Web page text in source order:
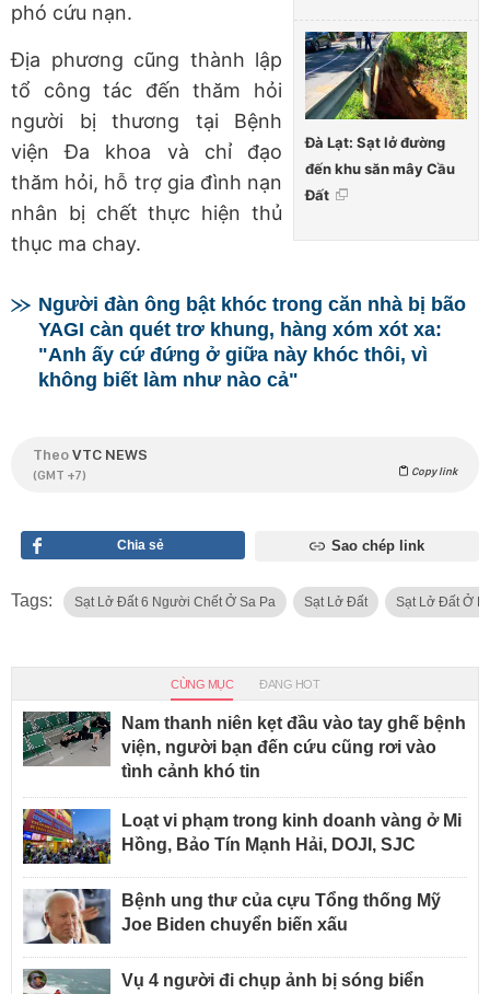
Đà Lạt: Sạt lở đường
đến khu săn mây Cầu
Đất
phó cứu nạn.
Địa phương cũng thành lập
tổ công tác đến thăm hỏi
người bị thương tại Bệnh
viện Đa khoa và chỉ đạo
thăm hỏi, hỗ trợ gia đình nạn
nhân bị chết thực hiện thủ
thục ma chay.
Người đàn ông bật khóc trong căn nhà bị bão
YAGI càn quét trơ khung, hàng xóm xót xa:
"Anh ấy cứ đứng ở giữa này khóc thôi, vì
không biết làm như nào cả"
TheoVTC NEWS
(GMT +7) Copy link
Chia sẻ Sao chép link
Tags: Sạt Lở Đất 6 Người Chết Ở Sa Pa Sạt Lở Đất Sạt Lở Đất Ở
CÙNG MỤC ĐANG HOT
Nam thanh niên kẹt đầu vào tay ghế bệnh
viện, người bạn đến cứu cũng rơi vào
tình cảnh khó tin
Loạt vi phạm trong kinh doanh vàng ở Mi
Hồng, Bảo Tín Mạnh Hải, DOJI, SJC
Bệnh ung thư của cựu Tổng thống Mỹ
Joe Biden chuyển biến xấu
Vụ 4 người đi chụp ảnh bị sóng biển